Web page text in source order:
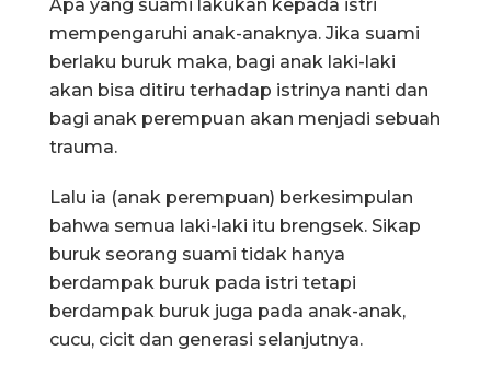
Apa yang suami lakukan kepada istri
mempengaruhi anak-anaknya. Jika suami
berlaku buruk maka, bagi anak laki-laki
akan bisa ditiru terhadap istrinya nanti dan
bagi anak perempuan akan menjadi sebuah
trauma.
Lalu ia (anak perempuan) berkesimpulan
bahwa semua laki-laki itu brengsek. Sikap
buruk seorang suami tidak hanya
berdampak buruk pada istri tetapi
berdampak buruk juga pada anak-anak,
cucu, cicit dan generasi selanjutnya.